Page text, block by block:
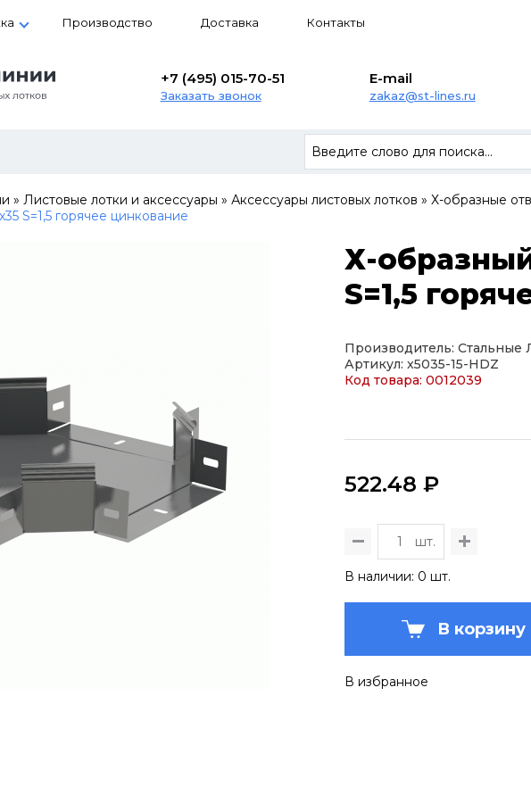
Производство Доставка Контакты
+7 (495) 015-70-51
Заказать звонок
E-mail
zakaz@st-lines.ru
» Листовые лотки и аксессуары » Аксессуары листовых лотков » Х-образные
S=1,5 горячее цинкование
Х-
S=1,5
Производитель: Стальные
Артикул: x5035-15-HDZ
Код товара: 0012039
522.48 ₽
шт.
В наличии: 0 шт.
В корзину
В избранное